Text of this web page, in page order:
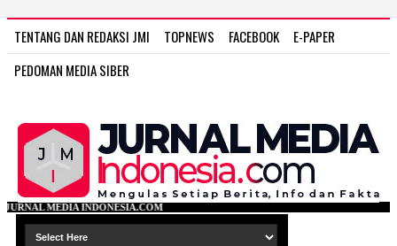
TENTANG DAN REDAKSI JMI TOPNEWS FACEBOOK
E-PAPER
PEDOMAN MEDIA SIBER